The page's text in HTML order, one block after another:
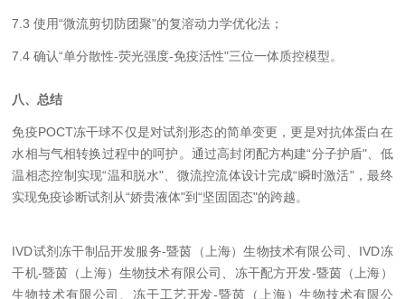
7.3 使用“微流剪切防团聚"的复溶动力学优化法；
7.4 确认“单分散性‑荧光强度‑免疫活性"三位一体质控模型。
八、总结
免疫POCT冻干球不仅是对试剂形态的简单变更，更是对抗体蛋白在
水相与气相转换过程中的呵护。通过高封闭配方构建“分子护盾"、低
温相态控制实现“温和脱水"、微流控流体设计完成“瞬时激活"，最终
实现免疫诊断试剂从“娇贵液体"到“坚固固态"的跨越。
IVD试剂冻干制品开发服务-暨茵（上海）生物技术有限公司、IVD冻
干机-暨茵（上海）生物技术有限公司、冻干配方开发-暨茵（上海）
生物技术有限公司、冻干工艺开发-暨茵（上海）生物技术有限公